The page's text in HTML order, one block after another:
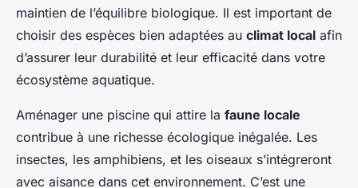
maintien de l’équilibre biologique. Il est important de
choisir des espèces bien adaptées au climat local afin
d’assurer leur durabilité et leur efficacité dans votre
écosystème aquatique.
Aménager une piscine qui attire la faune locale
contribue à une richesse écologique inégalée. Les
insectes, les amphibiens, et les oiseaux s’intégreront
avec aisance dans cet environnement. C’est une